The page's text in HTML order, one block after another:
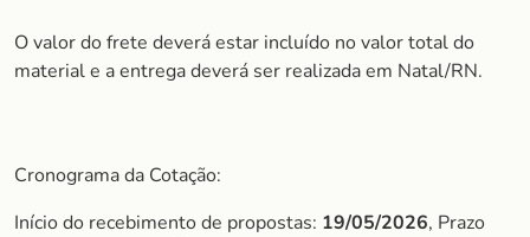
O valor do frete deverá estar incluído no valor total do
material e a entrega deverá ser realizada em Natal/RN.
Cronograma da Cotação:
Início do recebimento de propostas: 19/05/2026, Prazo